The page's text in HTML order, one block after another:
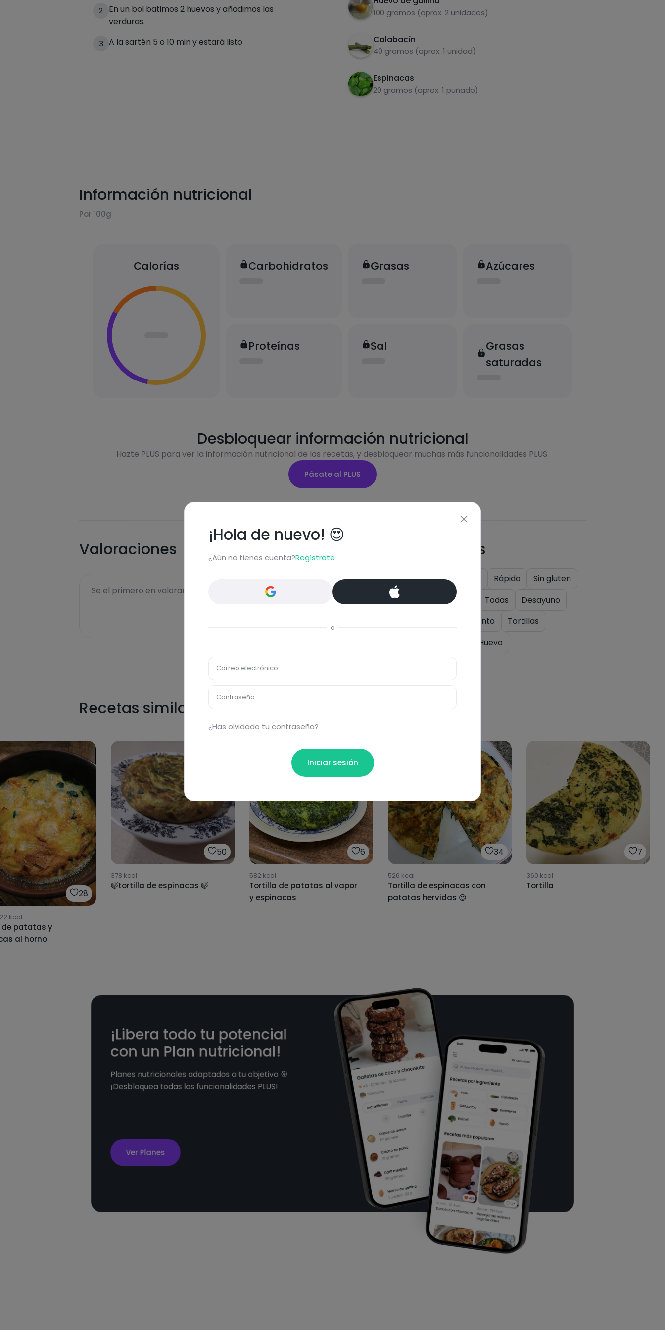
2
En un bol batimos 2 huevos y añadimos las
verduras.
3 A la sartén 5 o 10 min y estará listo
100 gramos (aprox. 2 unidades)
Calabacín
40 gramos (aprox. 1 unidad)
Espinacas
20 gramos (aprox. 1 puñado)
Información nutricional
Por 100g
Calorías Carbohidratos
Proteínas
Grasas
Sal
Azúcares
Grasas
saturadas
Desbloquear información nutricional
Hazte PLUS para ver la información nutricional de las recetas, y desbloquear muchas más funcionalidades PLUS.
Pásate al PLUS
Valoraciones
Se el primero en valorar esta receta...
Etiquetas
Snack Rápido
Sin gluten
Vegetariano
Todas
Desayuno
Acompañamiento
Tortillas
Huevo
Recetas similares
28
kcal
espinacas al horno
50
378 kcal
🍃tortilla de espinacas 🍃
6
582 kcal
Tortilla de patatas al vapor
y espinacas
34
526 kcal
Tortilla de espinacas con
patatas hervidas 😍
7
360 kcal
Tortilla
¡Libera todo tu potencial
con un Plan nutricional!
Planes nutricionales adaptados a tu objetivo 🎯
¡Desbloquea todas las funcionalidades PLUS!
Ver Planes
¡Hola de nuevo! 😍
¿Aún no tienes cuenta?Regístrate
o
Correo electrónico
Contraseña
¿Has olvidado tu contraseña?
Iniciar sesión